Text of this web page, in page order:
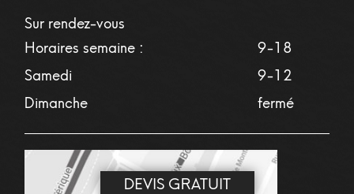
Sur rendez-vous
Horaires semaine :
9-18
Samedi
9-12
Dimanche
fermé
DEVIS GRATUIT